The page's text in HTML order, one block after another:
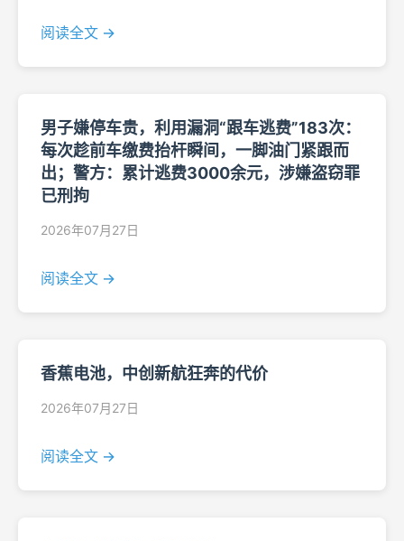
阅读全文 →
男子嫌停车贵，利用漏洞“跟车逃费”183次：
每次趁前车缴费抬杆瞬间，一脚油门紧跟而
出；警方：累计逃费3000余元，涉嫌盗窃罪
已刑拘
2026年07月27日
阅读全文 →
香蕉电池，中创新航狂奔的代价
2026年07月27日
阅读全文 →